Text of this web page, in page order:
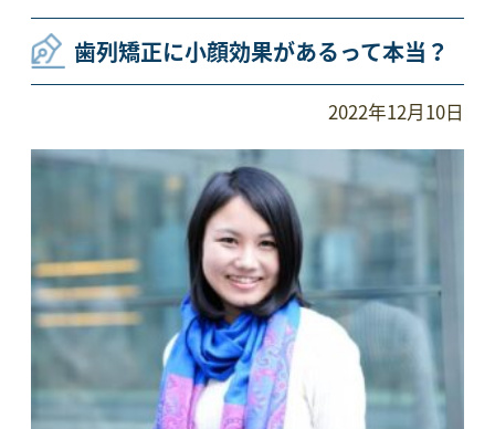
歯列矯正に小顔効果があるって本当？
2022年12月10日